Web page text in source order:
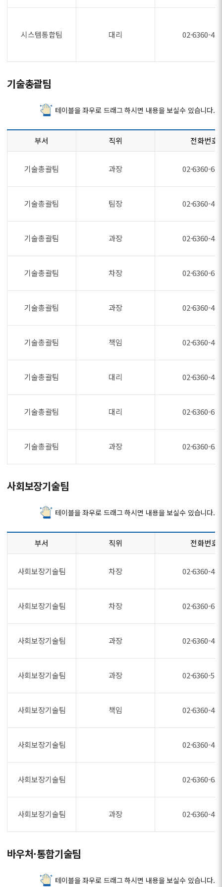
시스템통합팀 대리 02-6360-
기술총괄팀
테이블을 좌우로 드래그 하시면 내용을 보실수 있습니다.
부서 직위 전화번호
기술총괄팀 과장 02-6360-
기술총괄팀 팀장 02-6360-
기술총괄팀 과장 02-6360-
기술총괄팀 차장 02-6360-
기술총괄팀 과장 02-6360-
기술총괄팀 책임 02-6360-
기술총괄팀 대리 02-6360-
기술총괄팀 대리 02-6360-
기술총괄팀 과장 02-6360-
사회보장기술팀
테이블을 좌우로 드래그 하시면 내용을 보실수 있습니다.
부서 직위 전화번호
사회보장기술팀 차장 02-6360-
사회보장기술팀 차장 02-6360-
사회보장기술팀 과장 02-6360-
사회보장기술팀 과장 02-6360-
사회보장기술팀 책임 02-6360-
사회보장기술팀 02-6360-
사회보장기술팀 02-6360-
사회보장기술팀 과장 02-6360-
바우처·통합기술팀
테이블을 좌우로 드래그 하시면 내용을 보실수 있습니다.